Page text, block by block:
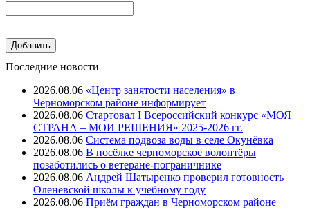
Последние новости
2026.08.06 «Центр занятости населения» в
Черноморском районе информирует
2026.08.06 Стартовал I Всероссийский конкурс «МОЯ
СТРАНА – МОИ РЕШЕНИЯ» 2025-2026 гг.
2026.08.06 Система подвоза воды в селе Окунёвка
2026.08.06 В посёлке черноморское волонтёры
позаботились о ветеране-пограничнике
2026.08.06 Андрей Шатыренко проверил готовность
Оленевской школы к учебному году
2026.08.06 Приём граждан в Черноморском районе